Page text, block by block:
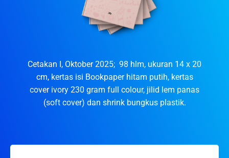
Cetakan I, Oktober 2025; 98 hlm, ukuran 14 x 20
cm, kertas isi Bookpaper hitam putih, kertas
cover ivory 230 gram full colour, jilid lem panas
(soft cover) dan shrink bungkus plastik.